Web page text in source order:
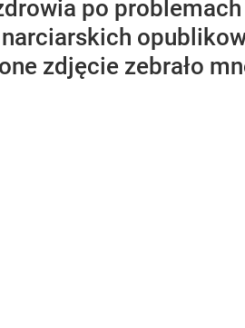
po
zdjęcie zebrało